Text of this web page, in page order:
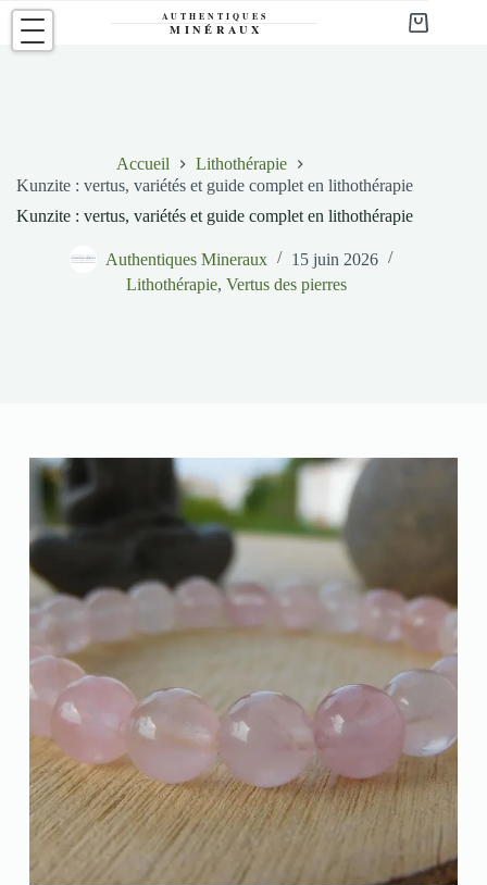
Passer
contenu
Panier
Accueil
Lithothérapie
Kunzite : vertus, variétés et guide complet en lithothérapie
Kunzite : vertus, variétés et guide complet en lithothérapie
Authentiques Mineraux
15 juin 2026
Lithothérapie, Vertus des pierres